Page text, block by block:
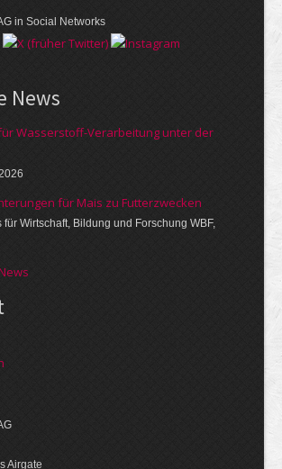
in Social Networks
News
Wasserstoff-Verarbeitung unter der
für Mais zu Futterzwecken
für Wirtschaft, Bildung und Forschung WBF,
Airgate